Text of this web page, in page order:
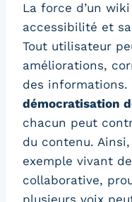
La force d’un
accessibilité et
Tout utilisateur
améliorations,
des informations.
démocratisation
chacun peut
du contenu.
exemple vivant
collaborative,